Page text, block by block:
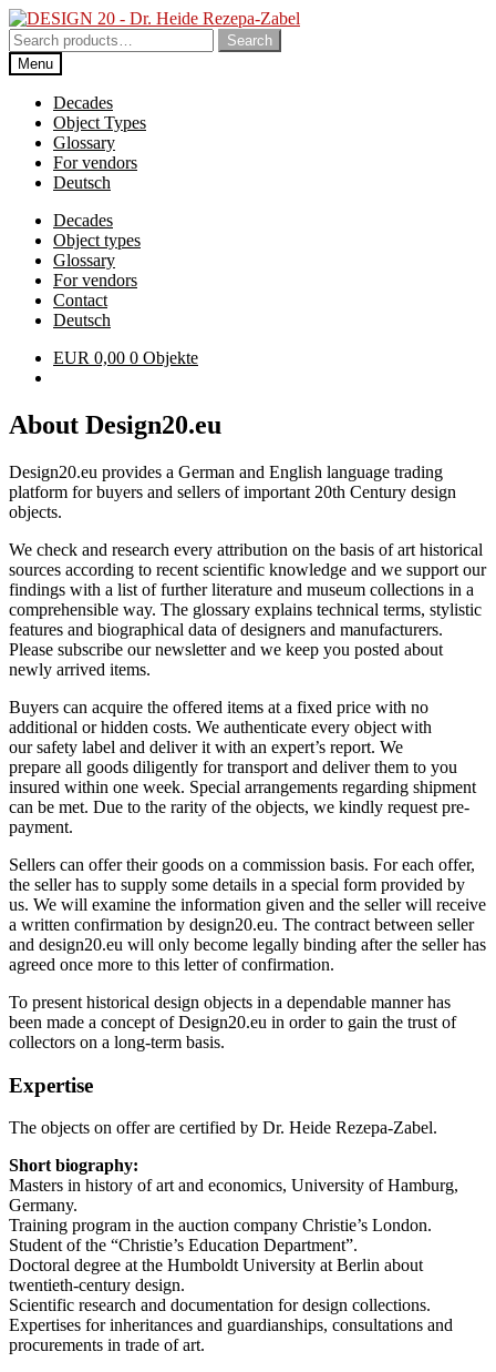
Skip
to
navigation
Skip
to
content
Search
for:
Search
Menu
Decades
Object Types
Glossary
For vendors
Deutsch
Decades
Object types
Glossary
For vendors
Contact
Deutsch
EUR 0,00 0 Objekte
About Design20.eu
Design20.eu provides a German and English language trading
platform for buyers and sellers of important 20th Century design
objects.
We check and research every attribution on the basis of art historical
sources according to recent scientific knowledge and we support our
findings with a list of further literature and museum collections in a
comprehensible way. The glossary explains technical terms, stylistic
features and biographical data of designers and manufacturers.
Please subscribe our newsletter and we keep you posted about
newly arrived items.
Buyers can acquire the offered items at a fixed price with no
additional or hidden costs. We authenticate every object with
our safety label and deliver it with an expert’s report. We
prepare all goods diligently for transport and deliver them to you
insured within one week. Special arrangements regarding shipment
can be met. Due to the rarity of the objects, we kindly request pre-
payment.
Sellers can offer their goods on a commission basis. For each offer,
the seller has to supply some details in a special form provided by
us. We will examine the information given and the seller will receive
a written confirmation by design20.eu. The contract between seller
and design20.eu will only become legally binding after the seller has
agreed once more to this letter of confirmation.
To present historical design objects in a dependable manner has
been made a concept of Design20.eu in order to gain the trust of
collectors on a long-term basis.
Expertise
The objects on offer are certified by Dr. Heide Rezepa-Zabel.
Short biography:
Masters in history of art and economics, University of Hamburg,
Germany.
Training program in the auction company Christie’s London.
Student of the “Christie’s Education Department”.
Doctoral degree at the Humboldt University at Berlin about
twentieth-century design.
Scientific research and documentation for design collections.
Expertises for inheritances and guardianships, consultations and
procurements in trade of art.